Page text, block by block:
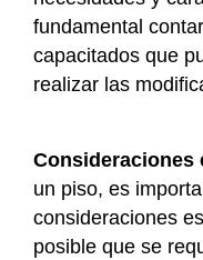
fundamental
capacitados que
realizar las
Consideraciones
un piso, es
consideraciones
posible que se